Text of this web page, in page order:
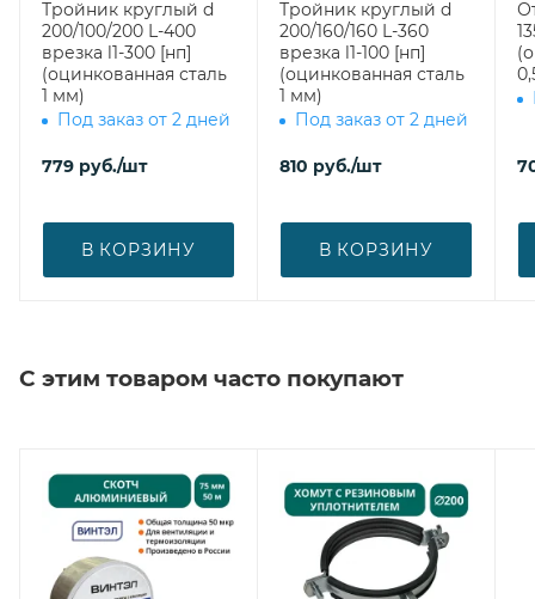
Тройник круглый d
200/100/200 L-400
врезка l1-300 [нп]
(оцинкованная сталь
1 мм)
Под заказ от 2 дней
779 руб./шт
В КОРЗИНУ
Тройник круглый d
200/160/160 L-360
врезка l1-100 [нп]
(оцинкованная сталь
1 мм)
Под заказ от 2 дней
810 руб./шт
В КОРЗИНУ
С этим товаром часто покупают